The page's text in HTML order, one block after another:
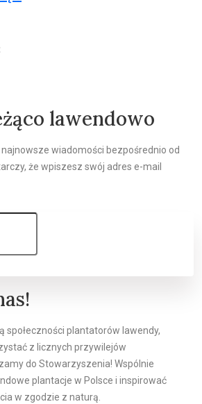
lawendowo
wiadomości bezpośrednio od
że wpiszesz swój adres e-mail
społeczności plantatorów lawendy,
z licznych przywilejów
do Stowarzyszenia! Wspólnie
plantacje w Polsce i inspirować
w zgodzie z naturą.